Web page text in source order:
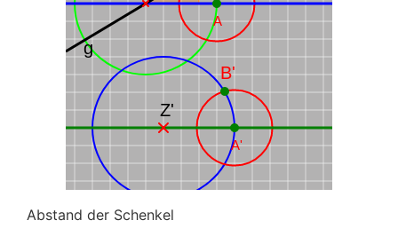
g
Z'
A
A'
B'
Abstand der Schenkel